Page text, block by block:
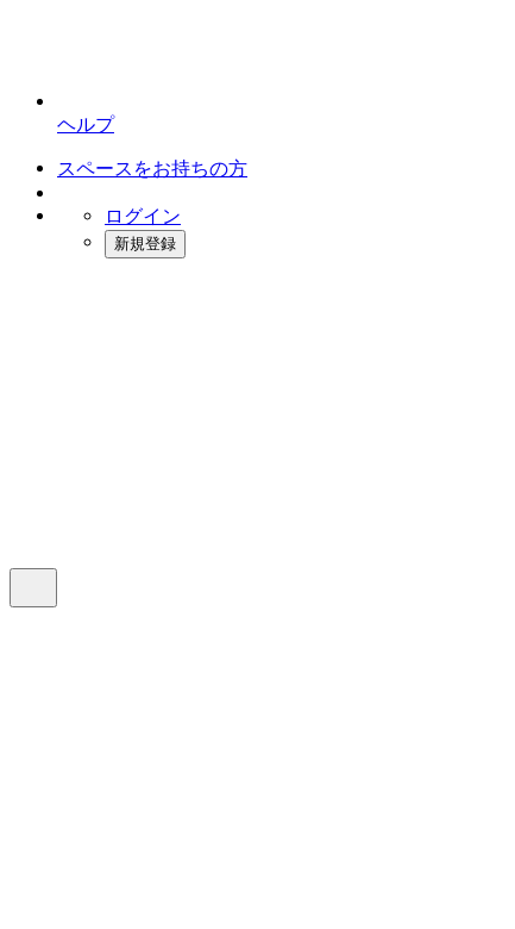
ヘルプ
スペースをお持ちの方
ログイン
新規登録